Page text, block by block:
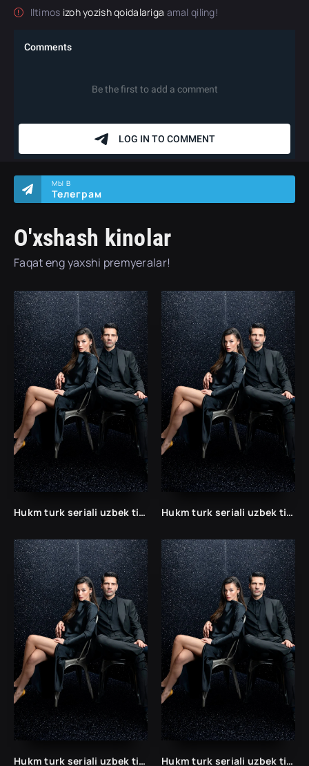
Iltimos izoh yozish qoidalariga amal qiling!
O'xshash kinolar
Faqat eng yaxshi premyeralar!
МЫ В
Телеграм
Hukm turk seriali uzbek tilida /Хукм турк сериали ўзбек тилида/ 203. 204. 205. 206. 207. 208. 209. 210. 211. 212. 213. 214. 215 barcha qismlari. Hukm turk seriali uzbek tilida /Хукм турк сериали ўзбек тилида/ 203. 204. 205. 206. 207. 208. 209. 210. 211. 212. 213. 214. 215 barcha qismlari.
Hukm turk seriali uzbek tilida /Хукм турк сериали ўзбек тилида/ 203. 204. 205. 206. 207. 208. 209. 210. 211. 212. 213. 214. 215 barcha qismlari. Hukm turk seriali uzbek tilida /Хукм турк сериали ўзбек тилида/ 203. 204. 205. 206. 207. 208. 209. 210. 211. 212. 213. 214. 215 barcha qismlari.